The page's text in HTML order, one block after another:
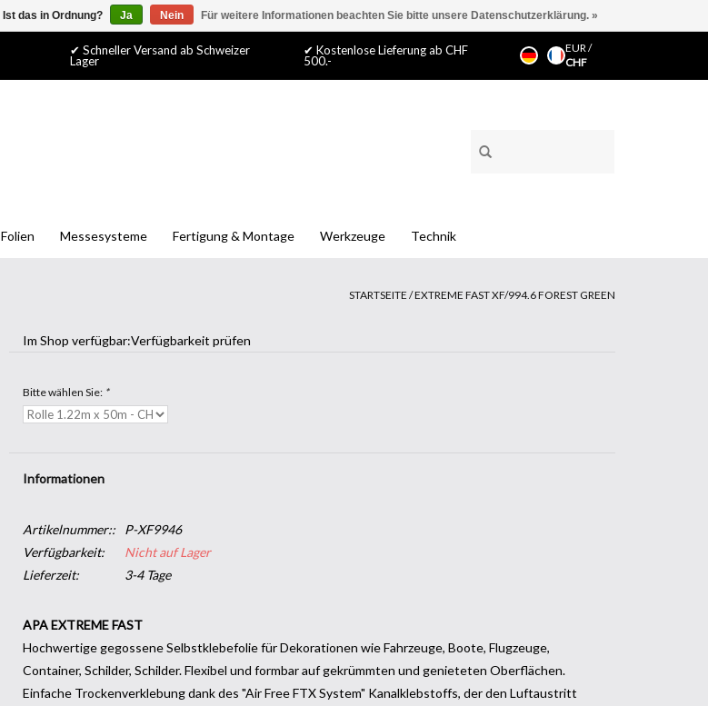
✔ Schneller Versand ab Schweizer
Lager
✔ Kostenlose Lieferung ab CHF
500.-
EUR/
CHF
Messesysteme Fertigung & Montage Werkzeuge Technik
STARTSEITE /EXTREME FAST XF/994.6 FOREST GREEN
Im Shop verfügbar:Verfügbarkeit prüfen
Bitte wählen Sie: *
Informationen
Artikelnummer::
P-XF9946
Verfügbarkeit:
Nicht auf Lager
Lieferzeit:
3-4 Tage
APA EXTREME FAST
Hochwertige gegossene Selbstklebefolie für Dekorationen wie Fahrzeuge, Boote, Flugzeuge,
Container, Schilder, Schilder. Flexibel und formbar auf gekrümmten und genieteten Oberflächen.
Einfache Trockenverklebung dank des "Air Free FTX System" Kanalklebstoffs, der den Luftaustritt
das in Ordnung? Ja Nein Für weitere Informationen beachten Sie bitte unsere Datenschutzerklärung. »